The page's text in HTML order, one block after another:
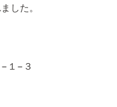
した。
１−３